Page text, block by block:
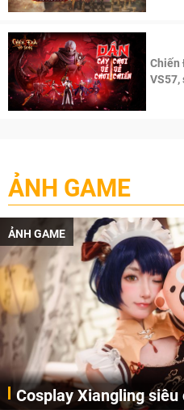
Chiến
VS57,
ẢNH GAME
ẢNH GAME
Cosplay Xiangling siêu